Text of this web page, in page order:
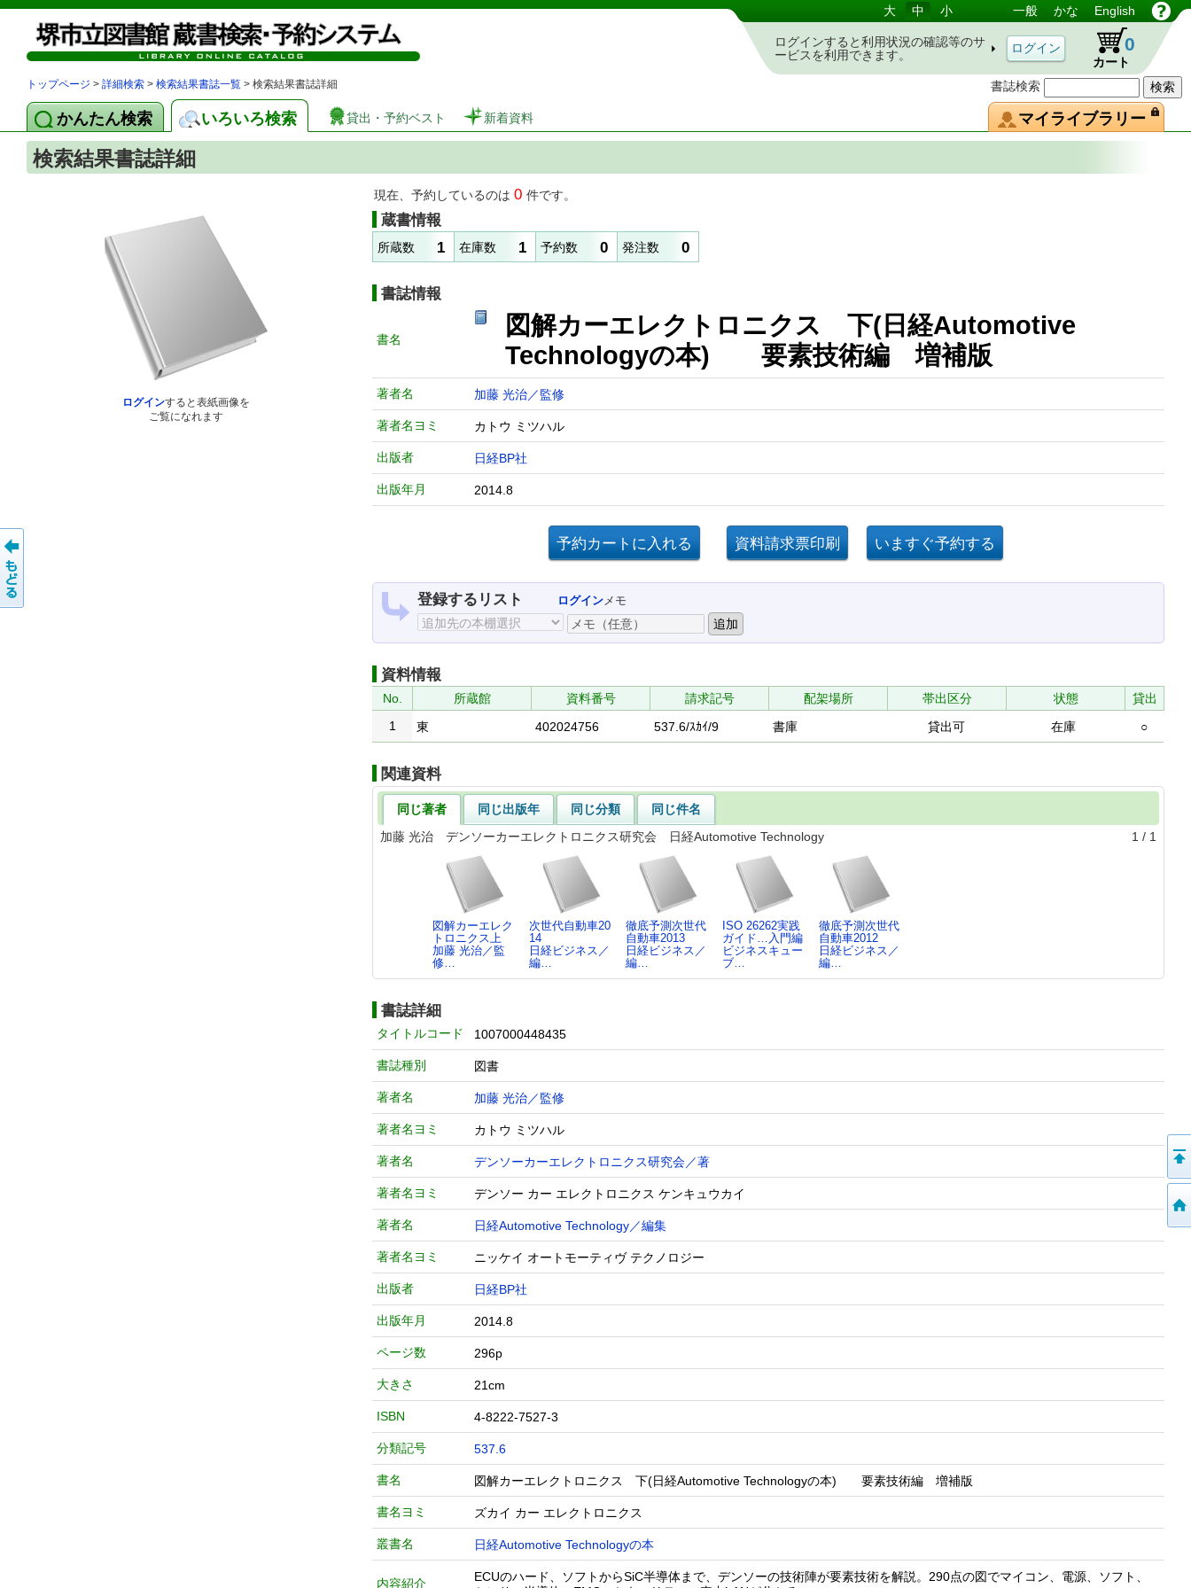
図書館 蔵書検索・予約システム
書誌検索
大 中 小 一般 かな English
ログインすると利用状況の確認等のサ
ービスを利用できます。
カート
0
トップページ > 詳細検索 > 検索結果書誌一覧 > 検索結果書誌詳細
かんたん検索 いろいろ検索 貸出・予約ベスト 新着資料 マイライブラリー
検索結果書誌詳細
ログインすると表紙画像を
ご覧になれます
現在、予約しているのは 0 件です。
蔵書情報
所蔵数 1 在庫数 1 予約数 0 発注数 0
書誌情報
書名
図解カーエレクトロニクス 下(日経Automotive
Technologyの本) 要素技術編 増補版
著者名 加藤 光治／監修
著者名ヨミ カトウ ミツハル
出版者 日経BP社
出版年月 2014.8
登録するリスト ログインメモ
資料情報
No. 所蔵館 資料番号 請求記号 配架場所 帯出区分 状態
貸出
1
東 402024756 537.6/ｽｶｲ/9 書庫 貸出可 在庫 ○
関連資料
同じ著者 同じ出版年 同じ分類
同じ件名
加藤 光治 デンソーカーエレクトロニクス研究会 日経Automotive Technology
1 / 1
図解カーエレク
トロニクス上
加藤 光治／監
修…
次世代自動車20
14
日経ビジネス／
編…
徹底予測次世代
自動車2013
日経ビジネス／
編…
ISO 26262実践
ガイド…入門編
ビジネスキュー
ブ…
徹底予測次世代
自動車2012
日経ビジネス／
編…
書誌詳細
タイトルコード 1007000448435
書誌種別 図書
著者名 加藤 光治／監修
著者名ヨミ カトウ ミツハル
著者名 デンソーカーエレクトロニクス研究会／著
著者名ヨミ デンソー カー エレクトロニクス ケンキュウカイ
著者名 日経Automotive Technology／編集
著者名ヨミ ニッケイ オートモーティヴ テクノロジー
出版者 日経BP社
出版年月 2014.8
ページ数 296p
大きさ 21cm
ISBN 4-8222-7527-3
分類記号 537.6
書名 図解カーエレクトロニクス 下(日経Automotive Technologyの本) 要素技術編 増補版
書名ヨミ ズカイ カー エレクトロニクス
叢書名 日経Automotive Technologyの本
内容紹介
ECUのハード、ソフトからSiC半導体まで、デンソーの技術陣が要素技術を解説。290点の図でマイコン、電源、ソフト、